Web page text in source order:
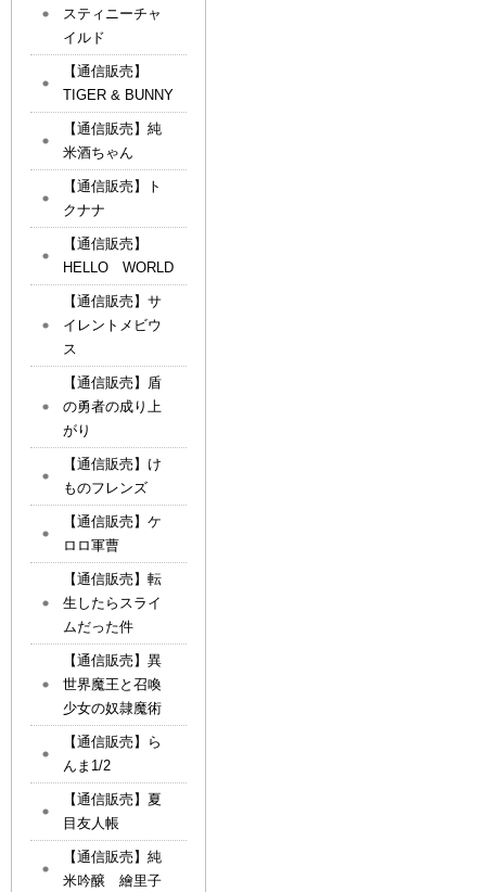
スティニーチャ
イルド
【通信販売】
TIGER & BUNNY
【通信販売】純
米酒ちゃん
【通信販売】ト
クナナ
【通信販売】
HELLO WORLD
【通信販売】サ
イレントメビウ
ス
【通信販売】盾
の勇者の成り上
がり
【通信販売】け
ものフレンズ
【通信販売】ケ
ロロ軍曹
【通信販売】転
生したらスライ
ムだった件
【通信販売】異
世界魔王と召喚
少女の奴隷魔術
【通信販売】ら
んま1/2
【通信販売】夏
目友人帳
【通信販売】純
米吟醸 繪里子